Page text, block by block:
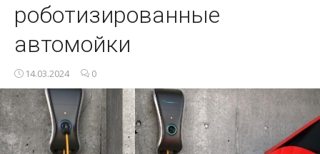
роботизированные
автомойки
14.03.2024 0